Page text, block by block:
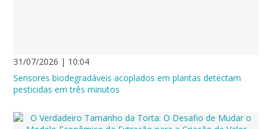
31/07/2026 | 10:04
Sensores biodegradáveis acoplados em plantas detectam
pesticidas em três minutos